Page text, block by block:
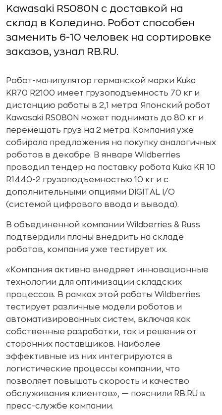
Kawasaki RS080N с доставкой на
склад в Коледино. Робот способен
заменить 6-10 человек на сортировке
заказов, узнал RB.RU.
Робот-манипулятор германской марки Kuka
KR70 R2100 имеет грузоподъемность 70 кг и
дистанцию работы в 2,1 метра. Японский робот
Kawasaki RS080N может поднимать до 80 кг и
перемещать груз на 2 метра. Компания уже
собирала предложения на покупку аналогичных
роботов в декабре. В январе Wildberries
проводил тендер на поставку робота Kuka KR 10
R1440-2 грузоподъемностью 10 кг и с
дополнительными опциями DIGITAL I/O
(системой цифрового ввода и вывода).
В объединенной компании Wildberries & Russ
подтвердили планы внедрить на складе
роботов, компания уже тестирует их.
«Компания активно внедряет инновационные
технологии для оптимизации складских
процессов. В рамках этой работы Wildberries
тестирует различные модели роботов и
автоматизированных систем, включая как
собственные разработки, так и решения от
сторонних поставщиков. Наиболее
эффективные из них интегрируются в
логистические процессы компании, что
позволяет повышать скорость и качество
обслуживания клиентов», — пояснили RB.RU в
пресс-службе компании.